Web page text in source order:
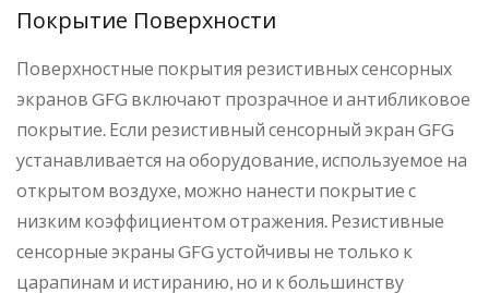
Покрытие Поверхности
Поверхностные покрытия резистивных сенсорных
экранов GFG включают прозрачное и антибликовое
покрытие. Если резистивный сенсорный экран GFG
устанавливается на оборудование, используемое на
открытом воздухе, можно нанести покрытие с
низким коэффициентом отражения. Резистивные
сенсорные экраны GFG устойчивы не только к
царапинам и истиранию, но и к большинству